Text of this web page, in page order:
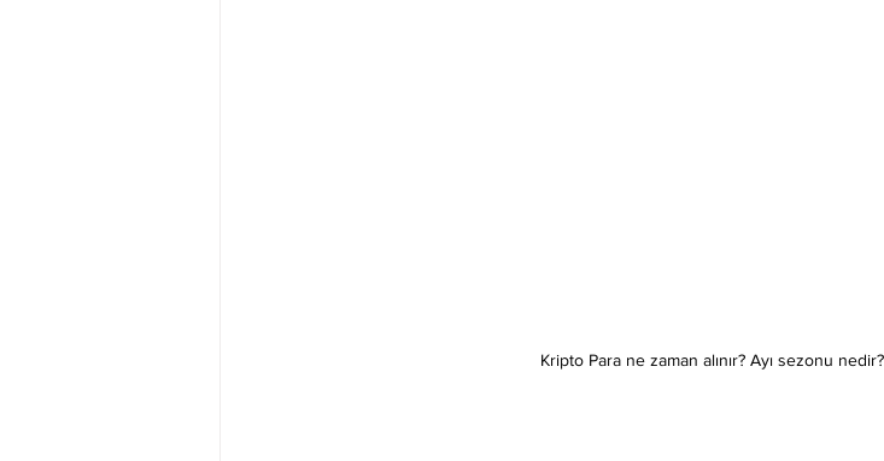
Kripto Para ne zaman alınır? Ayı sezonu nedir?